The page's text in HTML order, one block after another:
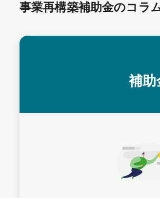
事業再構築補助金のコラ
補助